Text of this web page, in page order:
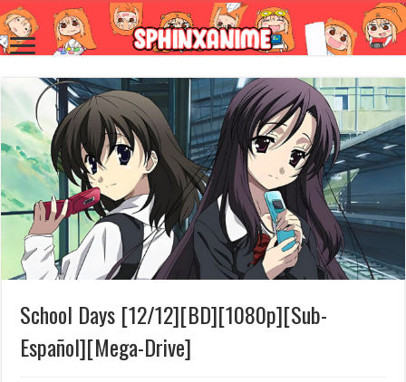
School Days [12/12][BD][1080p][Sub-
Español][Mega-Drive]